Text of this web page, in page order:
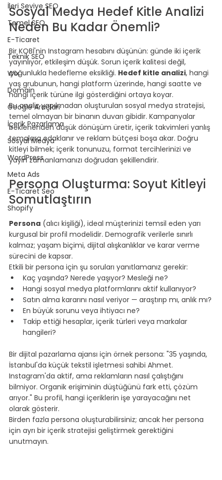
İleri Seviye SEO
Temel SEO
E-Ticaret
Teknik SEO
Wix
Domain
Google Araçları
İçerik Pazarlama
Sosyal Medya
WordPress
Meta Ads
E-Ticaret Seo
Shopify
Sosyal Medya Hedef Kitle Analizi
Neden Bu Kadar Önemli?
⠀
Bir KOBİ'nin Instagram hesabını düşünün: günde iki içerik
yayınlıyor, etkileşim düşük. Sorun içerik kalitesi değil,
çoğunlukla hedefleme eksikliği. Hedef kitle analizi, hangi
yaş grubunun, hangi platform üzerinde, hangi saatte ve
hangi içerik türüne ilgi gösterdiğini ortaya koyar.
Bu analiz yapılmadan oluşturulan sosyal medya stratejisi,
temel olmayan bir binanın duvarı gibidir. Kampanyalar
beklenenden düşük dönüşüm üretir, içerik takvimleri yanlış
temalara odaklanır ve reklam bütçesi boşa akar. Doğru
kitleyi bilmek; içerik tonunuzu, format tercihlerinizi ve
yayın zamanlamanızı doğrudan şekillendirir.
⠀
Persona Oluşturma: Soyut Kitleyi
Somutlaştırın
⠀
Persona (alıcı kişiliği), ideal müşterinizi temsil eden yarı
kurgusal bir profil modelidir. Demografik verilerle sınırlı
kalmaz; yaşam biçimi, dijital alışkanlıklar ve karar verme
sürecini de kapsar.
Etkili bir persona için şu soruları yanıtlamanız gerekir:
Kaç yaşında? Nerede yaşıyor? Mesleği ne?
Hangi sosyal medya platformlarını aktif kullanıyor?
Satın alma kararını nasıl veriyor — araştırıp mı, anlık mı?
En büyük sorunu veya ihtiyacı ne?
Takip ettiği hesaplar, içerik türleri veya markalar
hangileri?
Bir dijital pazarlama ajansı için örnek persona: "35 yaşında,
İstanbul'da küçük tekstil işletmesi sahibi Ahmet.
Instagram'da aktif, ama reklamların nasıl çalıştığını
bilmiyor. Organik erişiminin düştüğünü fark etti, çözüm
arıyor." Bu profil, hangi içeriklerin işe yarayacağını net
olarak gösterir.
Birden fazla persona oluşturabilirsiniz; ancak her persona
için ayrı bir içerik stratejisi geliştirmek gerektiğini
unutmayın.